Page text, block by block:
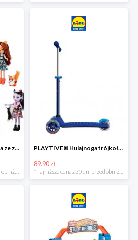
MATTEL Enchantimal Lalka ze zwierzątkiem
*najniższa cena z 30 dni przed obniżką
PLAYTIVE® Hulajnoga trójkołowa Tri Scooter z diodami LED
89.90 zł
*najniższa cena z 30 dni przed obniżką